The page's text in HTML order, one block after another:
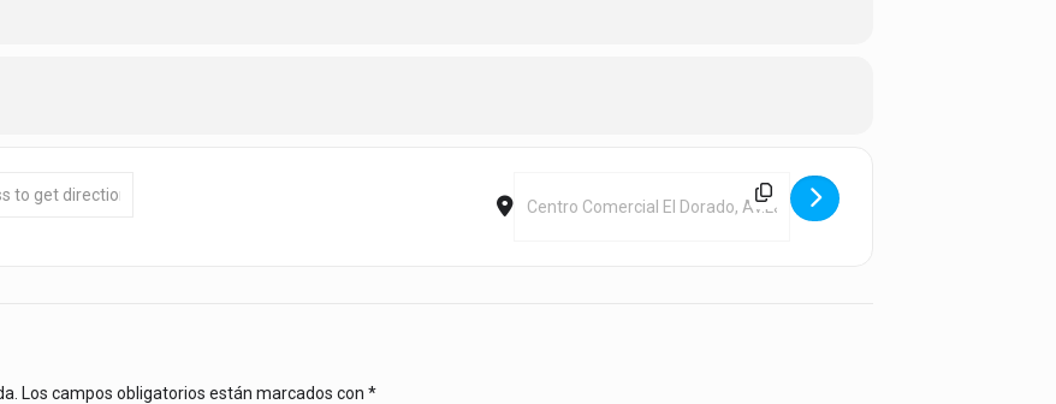
[720nkcSi3] Destination Address - Spinning [ydzTeCWJl]
Los campos obligatorios están marcados con *